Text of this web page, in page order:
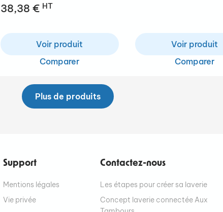
38,38 € HT
Voir produit
Comparer
Voir produit
Comparer
Plus de produits
Support
Mentions légales
Vie privée
Contactez-nous
Les étapes pour créer sa laverie
Concept laverie connectée Aux